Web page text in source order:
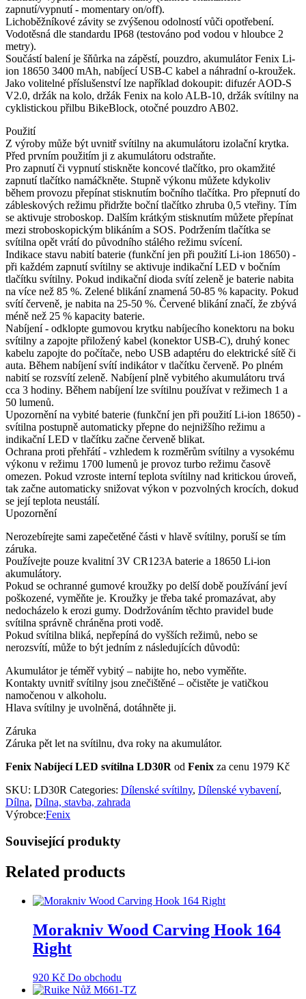
zapnutí/vypnutí - momentary on/off).
Lichoběžníkové závity se zvýšenou odolností vůči opotřebení.
Vodotěsná dle standardu IP68 (testováno pod vodou v hloubce 2
metry).
Součástí balení je šňůrka na zápěstí, pouzdro, akumulátor Fenix Li-
ion 18650 3400 mAh, nabíjecí USB-C kabel a náhradní o-kroužek.
Jako volitelné příslušenství lze například dokoupit: difuzér AOD-S
V2.0, držák na kolo, držák Fenix na kolo ALB-10, držák svítilny na
cyklistickou přilbu BikeBlock, otočné pouzdro AB02.
Použití
Z výroby může být uvnitř svítilny na akumulátoru izolační krytka.
Před prvním použitím ji z akumulátoru odstraňte.
Pro zapnutí či vypnutí stiskněte koncové tlačítko, pro okamžité
zapnutí tlačítko namáčkněte. Stupně výkonu můžete kdykoliv
během provozu přepínat stisknutím bočního tlačítka. Pro přepnutí do
zábleskových režimu přidržte boční tlačítko zhruba 0,5 vteřiny. Tím
se aktivuje stroboskop. Dalším krátkým stisknutím můžete přepínat
mezi stroboskopickým blikáním a SOS. Podržením tlačítka se
svítilna opět vrátí do původního stálého režimu svícení.
Indikace stavu nabití baterie (funkční jen při použití Li-ion 18650) -
při každém zapnutí svítilny se aktivuje indikační LED v bočním
tlačítku svítilny. Pokud indikační dioda svítí zeleně je baterie nabita
na více než 85 %. Zelené blikání znamená 50-85 % kapacity. Pokud
svítí červeně, je nabita na 25-50 %. Červené blikání značí, že zbývá
méně než 25 % kapacity baterie.
Nabíjení - odklopte gumovou krytku nabíjecího konektoru na boku
svítilny a zapojte přiložený kabel (konektor USB-C), druhý konec
kabelu zapojte do počítače, nebo USB adaptéru do elektrické sítě či
auta. Během nabíjení svítí indikátor v tlačítku červeně. Po plném
nabití se rozsvítí zeleně. Nabíjení plně vybitého akumulátoru trvá
cca 3 hodiny. Během nabíjení lze svítilnu používat v režimech 1 a
50 lumenů.
Upozornění na vybité baterie (funkční jen při použití Li-ion 18650) -
svítilna postupně automaticky přepne do nejnižšího režimu a
indikační LED v tlačítku začne červeně blikat.
Ochrana proti přehřátí - vzhledem k rozměrům svítilny a vysokému
výkonu v režimu 1700 lumenů je provoz turbo režimu časově
omezen. Pokud vzroste interní teplota svítilny nad kritickou úroveň,
tak začne automaticky snižovat výkon v pozvolných krocích, dokud
se její teplota neustálí.
Upozornění
Nerozebírejte sami zapečetěné části v hlavě svítilny, poruší se tím
záruka.
Používejte pouze kvalitní 3V CR123A baterie a 18650 Li-ion
akumulátory.
Pokud se ochranné gumové kroužky po delší době používání jeví
poškozené, vyměňte je. Kroužky je třeba také promazávat, aby
nedocházelo k erozi gumy. Dodržováním těchto pravidel bude
svítilna správně chráněna proti vodě.
Pokud svítilna bliká, nepřepíná do vyšších režimů, nebo se
nerozsvítí, může to být jedním z následujících důvodů:
Akumulátor je téměř vybitý – nabijte ho, nebo vyměňte.
Kontakty uvnitř svítilny jsou znečištěné – očistěte je vatičkou
namočenou v alkoholu.
Hlava svítilny je uvolněná, dotáhněte ji.
Záruka
Záruka pět let na svítilnu, dva roky na akumulátor.
Fenix Nabíjecí LED svítilna LD30R od Fenix za cenu 1979 Kč
SKU: LD30R Categories: Dílenské svítilny, Dílenské vybavení,
Dílna, Dílna, stavba, zahrada
Výrobce:Fenix
Související produkty
Related products
Morakniv Wood Carving Hook 164
Right
920 Kč Do obchodu